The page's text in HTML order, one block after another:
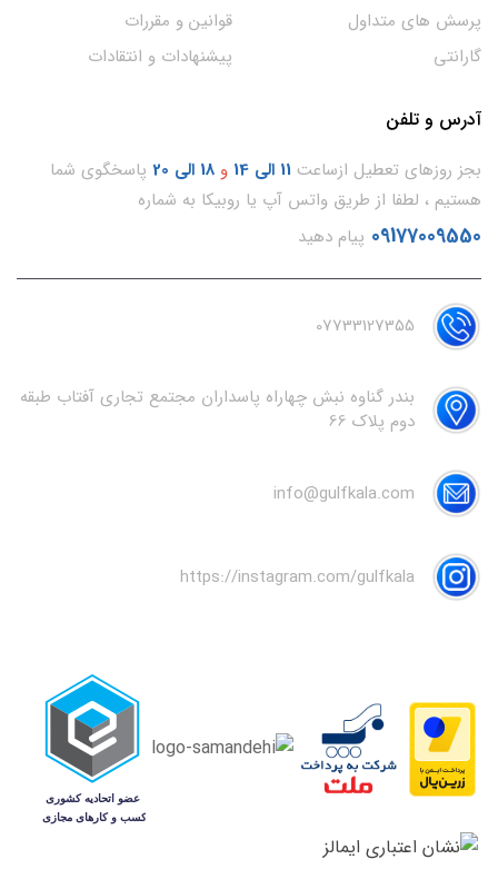
پرسش های متداول
گارانتی
قوانین و مقررات
پیشنهادات و انتقادات
آدرس و تلفن
بجز روزهای تعطیل ازساعت 11 الی 14 و 18 الی 20
پاسخگوی شما
هستیم ، لطفا از طریق واتس آپ یا روبیکا به شماره
09177009550 پیام دهید
07733127355
بندر گناوه نبش چهاراه پاسداران مجتمع تجاری آفتاب طبقه
دوم پلاک 66
info@gulfkala.com
https://instagram.com/gulfkala